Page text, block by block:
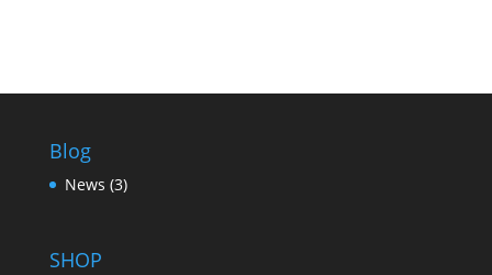
Blog
News (3)
SHOP